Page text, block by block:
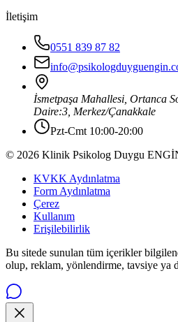
İletişim
0551 839 87 82
İsmetpaşa Mahallesi, Ortanca
Daire:3 Merkez/Çanakkale
Pzt-Cmt 10:00-20:00
© 2026 Klinik Psikolog Duygu
KVKK Aydınlatma
Form Aydınlatma
Çerez
Kullanım
Erişilebilirlik
Bu sitede sunulan tüm içerikler
olup, reklam, yönlendirme, tavsiye ya